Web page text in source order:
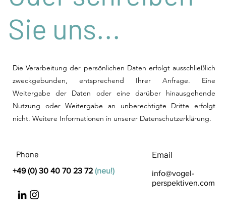
Sie uns...
Die Verarbeitung der persönlichen Daten erfolgt ausschließlich
zweckgebunden, entsprechend Ihrer Anfrage. Eine
Weitergabe der Daten oder eine darüber hinausgehende
Nutzung oder Weitergabe an unberechtigte Dritte erfolgt
nicht. Weitere Informationen in unserer Datenschutzerklärung.
Phone
+49 (0) 30 40 70 23 72 (neu!)
Email
info@vogel-
perspektiven.com